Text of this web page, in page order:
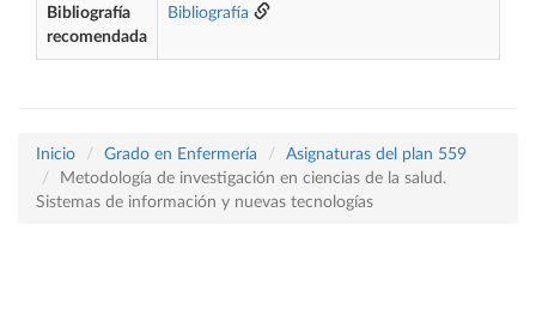
Bibliografía
recomendada
Bibliografía
Inicio Grado en Enfermería
Asignaturas del plan 559
Metodología de investigación en ciencias de la salud.
Sistemas de información y nuevas tecnologías